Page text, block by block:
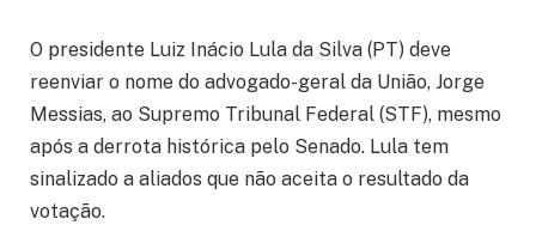
O presidente Luiz Inácio Lula da Silva (PT) deve
reenviar o nome do advogado-geral da União, Jorge
Messias, ao Supremo Tribunal Federal (STF), mesmo
após a derrota histórica pelo Senado. Lula tem
sinalizado a aliados que não aceita o resultado da
votação.